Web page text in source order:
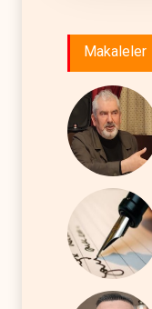
Makaleler